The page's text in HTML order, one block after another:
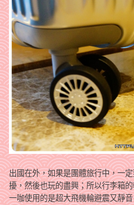
出國在外，如果是團體旅行中，一
擾，然後也玩的盡興；所以行李箱
一咖使用的是超大飛機輪避震又靜